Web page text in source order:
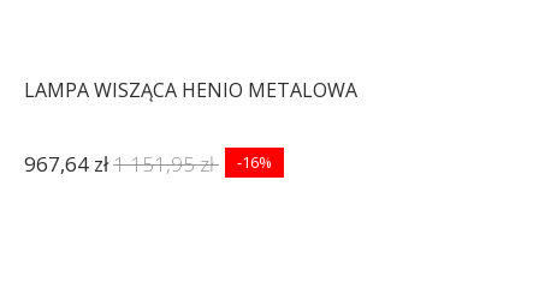
LAMPA WISZĄCA HENIO METALOWA
967,64 zł1 151,95 zł -16%